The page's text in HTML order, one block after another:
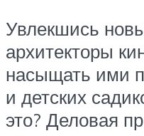
Увлекшись
архитекторы
насыщать ими
и детских
это? Деловая